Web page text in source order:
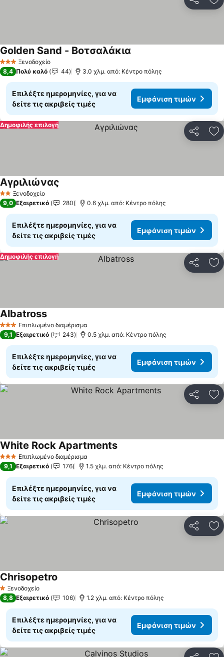
3 ΑστέριαΞενοδοχείο
Golden Sand - Βοτσαλάκια
8,4 Πολύ καλό 44 3.0 χλμ. από: Κέντρο πόλης
Επιλέξτε ημερομηνίες, για να
δείτε τις ακριβείς τιμές
Εμφάνιση τιμών
Δημοφιλής επιλογή
2 ΑστέριαΞενοδοχείο
Αγριλιώνας
9,0 Εξαιρετικό 280 0.6 χλμ. από: Κέντρο πόλης
Επιλέξτε ημερομηνίες, για να
δείτε τις ακριβείς τιμές
Εμφάνιση τιμών
Δημοφιλής επιλογή
3 ΑστέριαΕπιπλωμένο διαμέρισμα
Albatross
9,1 Εξαιρετικό 243 0.5 χλμ. από: Κέντρο πόλης
Επιλέξτε ημερομηνίες, για να
δείτε τις ακριβείς τιμές
Εμφάνιση τιμών
3 ΑστέριαΕπιπλωμένο διαμέρισμα
White Rock Apartments
9,1 Εξαιρετικό 176 1.5 χλμ. από: Κέντρο πόλης
Επιλέξτε ημερομηνίες, για να
δείτε τις ακριβείς τιμές
Εμφάνιση τιμών
1 Αστέρια
Ξενοδοχείο
Chrisopetro
8,8 Εξαιρετικό 106 1.2 χλμ. από: Κέντρο πόλης
Επιλέξτε ημερομηνίες, για να
δείτε τις ακριβείς τιμές
Εμφάνιση τιμών